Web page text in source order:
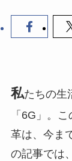
私たちの生
「6G」。
革は、今ま
の記事では